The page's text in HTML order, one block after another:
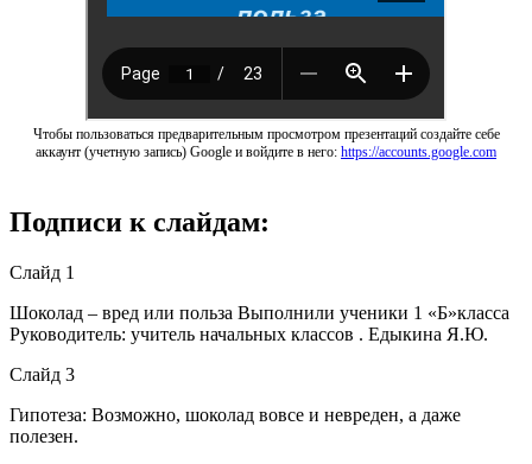
Чтобы пользоваться предварительным просмотром презентаций создайте себе
аккаунт (учетную запись) Google и войдите в него: https://accounts.google.com
Подписи к слайдам:
Слайд 1
Шоколад – вред или польза Выполнили ученики 1 «Б»класса
Руководитель: учитель начальных классов . Едыкина Я.Ю.
Слайд 3
Гипотеза: Возможно, шоколад вовсе и невреден, а даже
полезен.